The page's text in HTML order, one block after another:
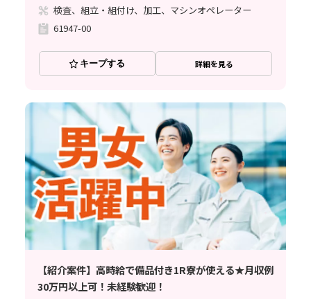
検査、組立・組付け、加工、マシンオペレーター
61947-00
キープする 詳細を見る
【紹介案件】高時給で備品付き1R寮が使える★月収例
30万円以上可！未経験歓迎！